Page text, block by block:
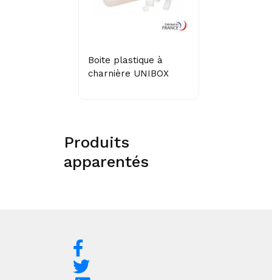
Boite plastique à
charnière UNIBOX
Produits
apparentés